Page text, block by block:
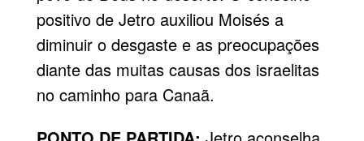
positivo de Jetro auxiliou Moisés a
diminuir o desgaste e as preocupações
diante das muitas causas dos israelitas
no caminho para Canaã.